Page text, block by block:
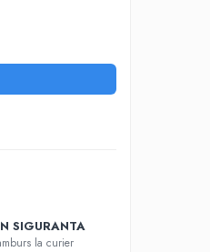
SIGURANTA
la curier